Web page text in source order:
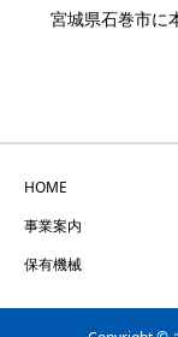
宮城県石巻市に
HOME
事業案内
保有機械